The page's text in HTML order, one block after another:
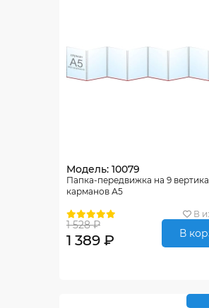
Модель: 10079
Папка-передвижка на 9
карманов А5
В
1 528 ₽
1 389 ₽ В